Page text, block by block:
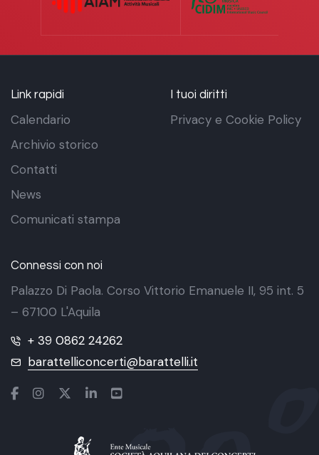
Link rapidi
Calendario
Archivio storico
Contatti
News
Comunicati stampa
I tuoi diritti
Privacy e Cookie Policy
Connessi con noi
Palazzo Di Paola. Corso Vittorio Emanuele II, 95 int. 5
– 67100 L'Aquila
+ 39 0862 24262
barattelliconcerti@barattelli.it